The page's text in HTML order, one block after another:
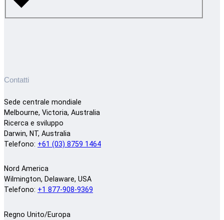
Contatti
Sede centrale mondiale
Melbourne, Victoria, Australia
Ricerca e sviluppo
Darwin, NT, Australia
Telefono: +61 (03) 8759 1464
Nord America
Wilmington, Delaware, USA
Telefono: +1 877-908-9369
Regno Unito/Europa